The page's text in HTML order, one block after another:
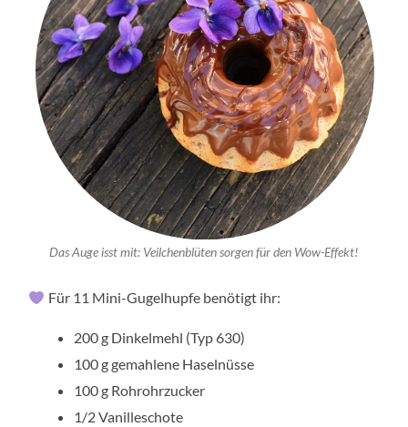
Das Auge isst mit: Veilchenblüten sorgen für den Wow-Effekt!
Für 11 Mini-Gugelhupfe benötigt ihr:
200 g Dinkelmehl (Typ 630)
100 g gemahlene Haselnüsse
100 g Rohrohrzucker
1/2 Vanilleschote